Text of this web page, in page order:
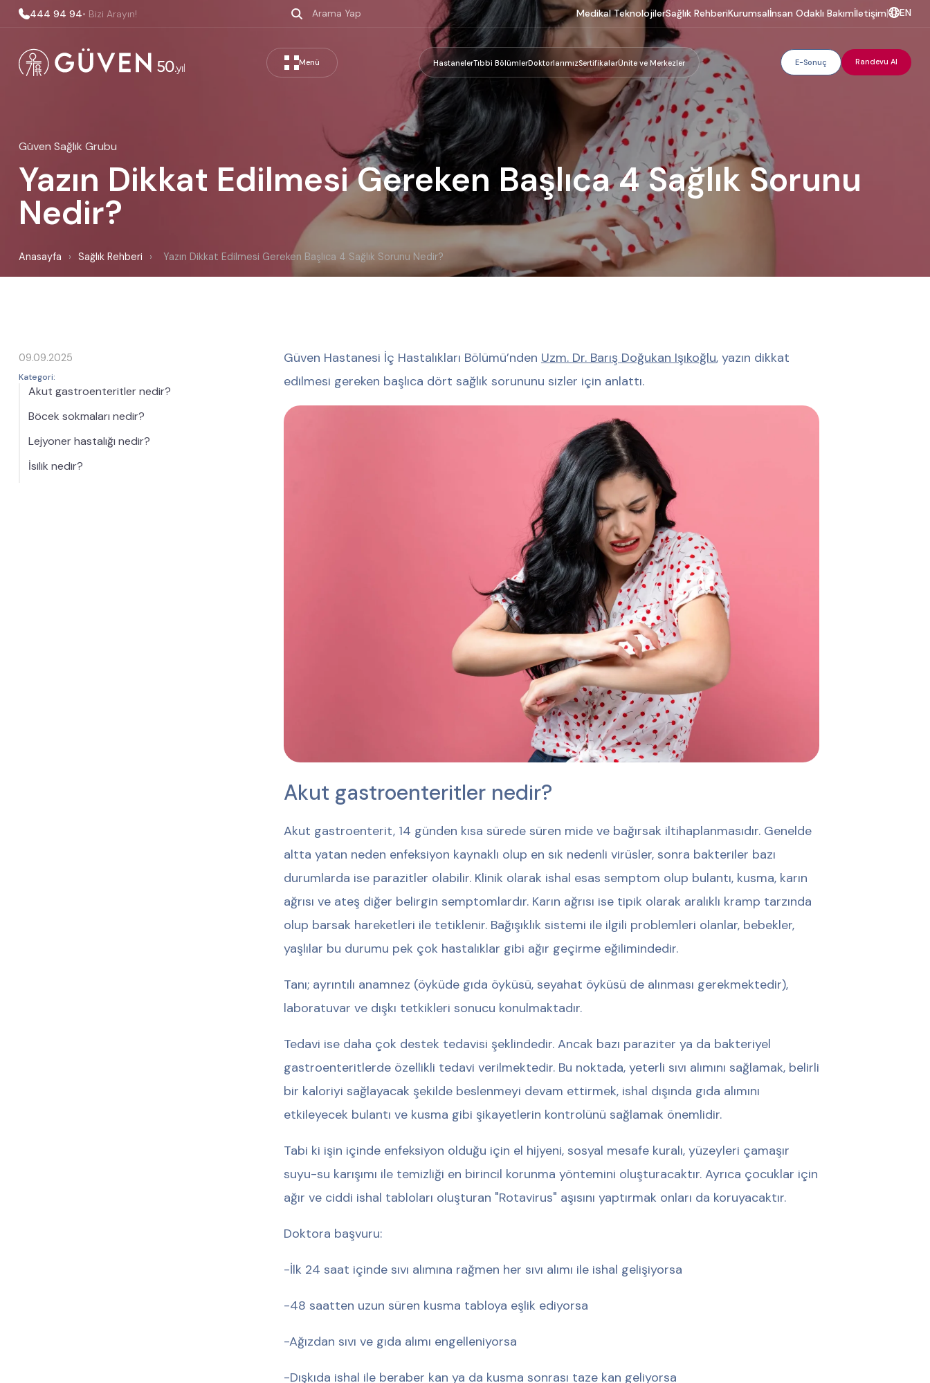
444 94 94• Bizi Arayın! Medikal TeknolojilerSağlık RehberiKurumsalİnsan Odaklı Bakımİletişim| EN
Menü HastanelerTıbbi BölümlerDoktorlarımızSertifikalarÜnite ve Merkezler E-Sonuç Randevu Al
Güven Sağlık Grubu
Yazın Dikkat Edilmesi Gereken Başlıca 4 Sağlık Sorunu
Nedir?
Anasayfa › Sağlık Rehberi › Yazın Dikkat Edilmesi Gereken Başlıca 4 Sağlık Sorunu Nedir?
09.09.2025
Kategori:
Akut gastroenteritler nedir?
Böcek sokmaları nedir?
Lejyoner hastalığı nedir?
İsilik nedir?
Güven Hastanesi İç Hastalıkları Bölümü’nden Uzm. Dr. Barış Doğukan Işıkoğlu, yazın dikkat
edilmesi gereken başlıca dört sağlık sorununu sizler için anlattı.
Akut gastroenteritler nedir?
Akut gastroenterit, 14 günden kısa sürede süren mide ve bağırsak iltihaplanmasıdır. Genelde
altta yatan neden enfeksiyon kaynaklı olup en sık nedenli virüsler, sonra bakteriler bazı
durumlarda ise parazitler olabilir. Klinik olarak ishal esas semptom olup bulantı, kusma, karın
ağrısı ve ateş diğer belirgin semptomlardır. Karın ağrısı ise tipik olarak aralıklı kramp tarzında
olup barsak hareketleri ile tetiklenir. Bağışıklık sistemi ile ilgili problemleri olanlar, bebekler,
yaşlılar bu durumu pek çok hastalıklar gibi ağır geçirme eğilimindedir.
Tanı; ayrıntılı anamnez (öyküde gıda öyküsü, seyahat öyküsü de alınması gerekmektedir),
laboratuvar ve dışkı tetkikleri sonucu konulmaktadır.
Tedavi ise daha çok destek tedavisi şeklindedir. Ancak bazı paraziter ya da bakteriyel
gastroenteritlerde özellikli tedavi verilmektedir. Bu noktada, yeterli sıvı alımını sağlamak, belirli
bir kaloriyi sağlayacak şekilde beslenmeyi devam ettirmek, ishal dışında gıda alımını
etkileyecek bulantı ve kusma gibi şikayetlerin kontrolünü sağlamak önemlidir.
Tabi ki işin içinde enfeksiyon olduğu için el hijyeni, sosyal mesafe kuralı, yüzeyleri çamaşır
suyu-su karışımı ile temizliği en birincil korunma yöntemini oluşturacaktır. Ayrıca çocuklar için
ağır ve ciddi ishal tabloları oluşturan "Rotavirus" aşısını yaptırmak onları da koruyacaktır.
Doktora başvuru:
-İlk 24 saat içinde sıvı alımına rağmen her sıvı alımı ile ishal gelişiyorsa
-48 saatten uzun süren kusma tabloya eşlik ediyorsa
-Ağızdan sıvı ve gıda alımı engelleniyorsa
-Dışkıda ishal ile beraber kan ya da kusma sonrası taze kan geliyorsa